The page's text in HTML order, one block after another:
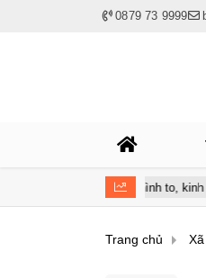
0879 73 9999
lúc nợ vay phình to, kinh doanh
Trang chủ